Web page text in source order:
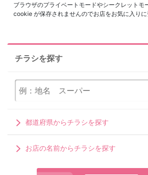
ブラウザのプライベートモードやシークレットモ
cookie が保存されませんのでお店をお気に入りに
チラシを探す
都道府県からチラシを探す
お店の名前からチラシを探す